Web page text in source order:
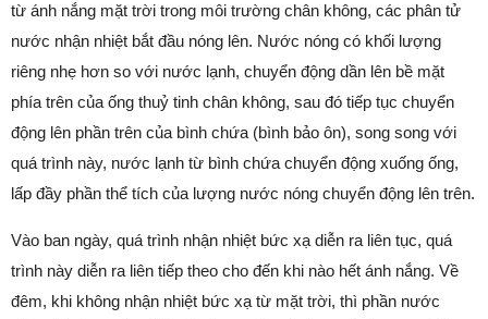
từ ánh nắng mặt trời trong môi trường chân không, các phân tử
nước nhận nhiệt bắt đầu nóng lên. Nước nóng có khối lượng
riêng nhẹ hơn so với nước lạnh, chuyển động dần lên bề mặt
phía trên của ống thuỷ tinh chân không, sau đó tiếp tục chuyển
động lên phần trên của bình chứa (bình bảo ôn), song song với
quá trình này, nước lạnh từ bình chứa chuyển động xuống ống,
lấp đầy phần thể tích của lượng nước nóng chuyển động lên trên.
Vào ban ngày, quá trình nhận nhiệt bức xạ diễn ra liên tục, quá
trình này diễn ra liên tiếp theo cho đến khi nào hết ánh nắng. Về
đêm, khi không nhận nhiệt bức xạ từ mặt trời, thì phần nước